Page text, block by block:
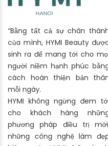
“Bằng tất cả sự chân
của mình, HYMI Beauty
sinh ra để mang tới cho
người niềm hạnh phúc
cách hoàn thiện bản
mỗi ngày.
HYMI không ngừng đem
cho khách hàng
phương pháp điều trị
những công nghệ làm